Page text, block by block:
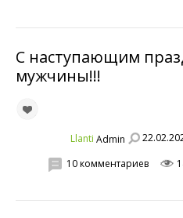
С наступающим
мужчины!!!
Llanti Admin
10 комментариев